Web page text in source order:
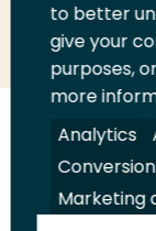
Deel
LinkedIn
Deel
op
Twitter
Volg
ons
op
LinkedIn
Volg
ons
op
Volg
ons
op
Juridisch
to better
give your
purposes,
more
Analytics
Marketing